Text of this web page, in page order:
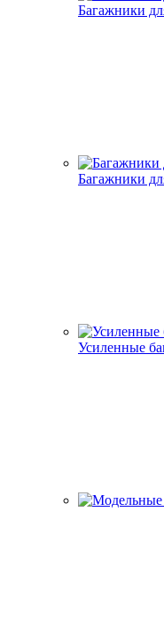
Багажники
Багажники
Усиленные